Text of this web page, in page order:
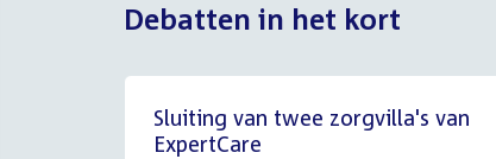
Debatten in het kort
Sluiting van twee zorgvilla's van
ExpertCare